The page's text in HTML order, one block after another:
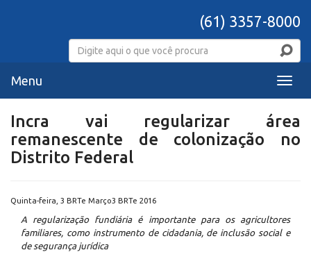
(61) 3357-8000
Menu
Menu
Incra vai regularizar área
remanescente de colonização no
Distrito Federal
Quinta-feira, 3 BRTe Março3 BRTe 2016
A regularização fundiária é importante para os agricultores
familiares, como instrumento de cidadania, de inclusão social e
de segurança jurídica